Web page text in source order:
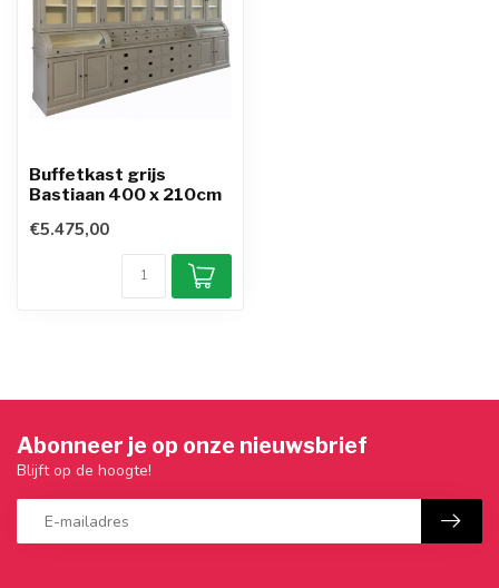
Buffetkast grijs
Bastiaan 400 x 210cm
€5.475,00
Abonneer je op onze nieuwsbrief
Blijft op de hoogte!